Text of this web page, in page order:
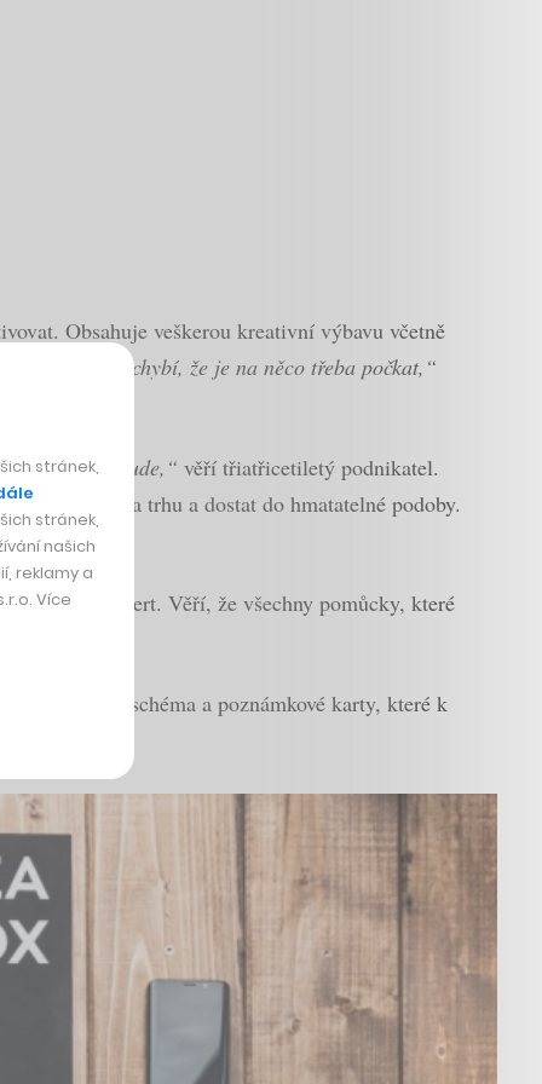
Obsahuje veškerou kreativní výbavu včetně
že něco chybí, že je na něco třeba počkat,“
společnost bude,“ věří třiatřicetiletý podnikatel.
ověřit na trhu a dostat do hmatatelné podoby.
popisuje Pulkert. Věří, že všechny pomůcky, které
ukazuje schéma a poznámkové karty, které k
stránek,
stránek,
našich
reklamy a
Více